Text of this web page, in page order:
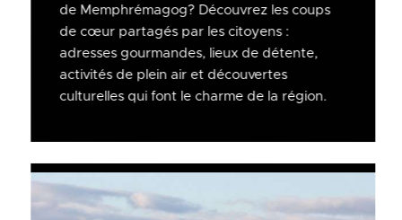
de Memphrémagog? Découvrez les coups
de cœur partagés par les citoyens :
adresses gourmandes, lieux de détente,
activités de plein air et découvertes
culturelles qui font le charme de la région.